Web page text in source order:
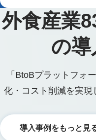
外食産業
の導
「BtoBプラットフォ
化・コスト削減を実現
導入事例をもっと見